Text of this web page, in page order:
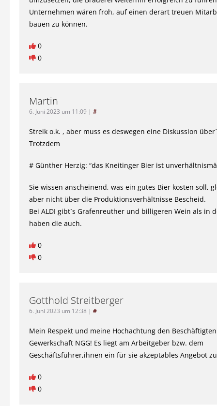
Unternehmen wären froh, auf einen derart treuen
bauen zu können.
0
0
Martin
6. Juni 2023 um 11:09 | #
Streik o.k. , aber muss es deswegen eine Diskussion
Trotzdem
# Günther Herzig: “das Kneitinger Bier ist
Sie wissen anscheinend, was ein gutes Bier kosten soll,
aber nicht über die Produktionsverhältnisse Bescheid.
Bei ALDI gibt´s Grafenreuther und billigeren Wein als in
haben die auch.
0
0
Gotthold Streitberger
6. Juni 2023 um 12:38 | #
Mein Respekt und meine Hochachtung den
Gewerkschaft NGG! Es liegt am Arbeitgeber bzw. dem
Geschäftsführer,ihnen ein für sie akzeptables Angebot
0
0